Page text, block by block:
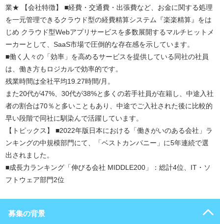
業★ 【会社特徴】 ■経費・交通費・出張費など、お金に関する処理
を一元管理できるクラウド型の経費精算システム『楽楽精算』をは
じめ クラウド型Webアプリサービスを多数展開するマルチヒットメ
ーカーとして、SaaS市場で圧倒的な存在感を示しています。
■働く人々の「効率」を高めるサービスを提供している同社の社員
は、働き方もロジカルで効率的です。
残業時間は全社平均19.27時間/月。
また20代が47%、30代が38%と多くの若手社員が在籍し、中途入社
者の割合は70％と多いこともあり、中途でご入社された後に比較的
早い段階で同社に馴染んで活躍しています。
【トピックス】 ■2022年版日本における「働きがいのある会社」ラ
ンキングの中規模部門にて、「ベストカンパニー」に5年連続で選
出されました。
■成長力ランキング「伸びる会社 MIDDLE200」：総計4位、IT・ソ
フトウェア部門2位
募集の背景